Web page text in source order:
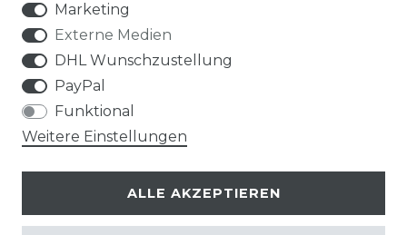
VERTRAG WIDERRUFEN
Klimaprofis GmbH & Co. KG
Design & supervision by MILLER
© Copyright 2026 | Alle Rechte vorbehalten.
Marketing
Externe Medien
DHL Wunschzustellung
PayPal
Funktional
Weitere Einstellungen
ALLE AKZEPTIEREN